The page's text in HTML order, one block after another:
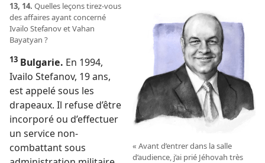
« Avant d’entrer dans la salle
d’audience, j’ai prié Jéhovah très
13, 14. Quelles leçons tirez-​vous
des affaires ayant concerné
Ivailo Stefanov et Vahan
Bayatyan ?
13 Bulgarie. En 1994,
Ivailo Stefanov, 19 ans,
est appelé sous les
drapeaux. Il refuse d’être
incorporé ou d’effectuer
un service non-
combattant sous